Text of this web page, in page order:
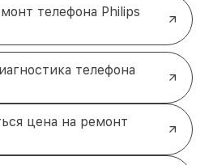
телефона Philips
телефона
цена на ремонт